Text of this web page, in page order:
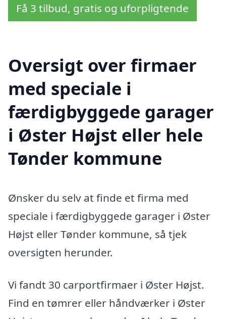
Få 3 tilbud, gratis og uforpligtende
Oversigt over firmaer
med speciale i
færdigbyggede garager
i Øster Højst eller hele
Tønder kommune
Ønsker du selv at finde et firma med
speciale i færdigbyggede garager i Øster
Højst eller Tønder kommune, så tjek
oversigten herunder.
Vi fandt 30 carportfirmaer i Øster Højst.
Find en tømrer eller håndværker i Øster